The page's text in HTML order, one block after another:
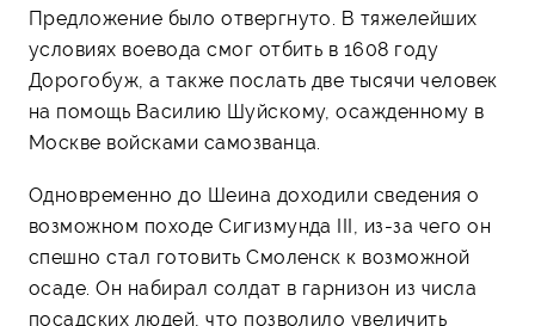
Предложение было отвергнуто. В тяжелейших
условиях воевода смог отбить в 1608 году
Дорогобуж, а также послать две тысячи человек
на помощь Василию Шуйскому, осажденному в
Москве войсками самозванца.
Одновременно до Шеина доходили сведения о
возможном походе Сигизмунда III, из-за чего он
спешно стал готовить Смоленск к возможной
осаде. Он набирал солдат в гарнизон из числа
посадских людей, что позволило увеличить